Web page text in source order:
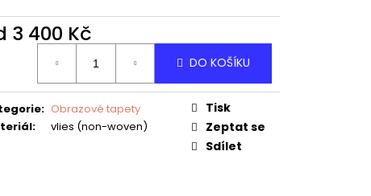
3 400 Kč
DO KOŠÍKU
: Obrazové tapety
: vlies (non-woven)
Tisk
Zeptat se
Sdílet